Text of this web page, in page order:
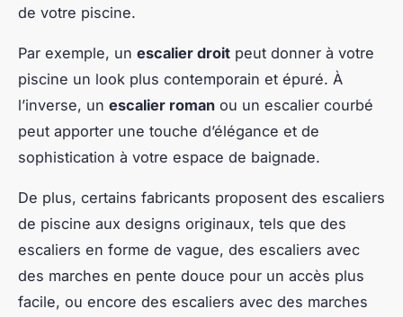
de votre piscine.
Par exemple, un escalier droit peut donner à votre
piscine un look plus contemporain et épuré. À
l’inverse, un escalier roman ou un escalier courbé
peut apporter une touche d’élégance et de
sophistication à votre espace de baignade.
De plus, certains fabricants proposent des escaliers
de piscine aux designs originaux, tels que des
escaliers en forme de vague, des escaliers avec
des marches en pente douce pour un accès plus
facile, ou encore des escaliers avec des marches